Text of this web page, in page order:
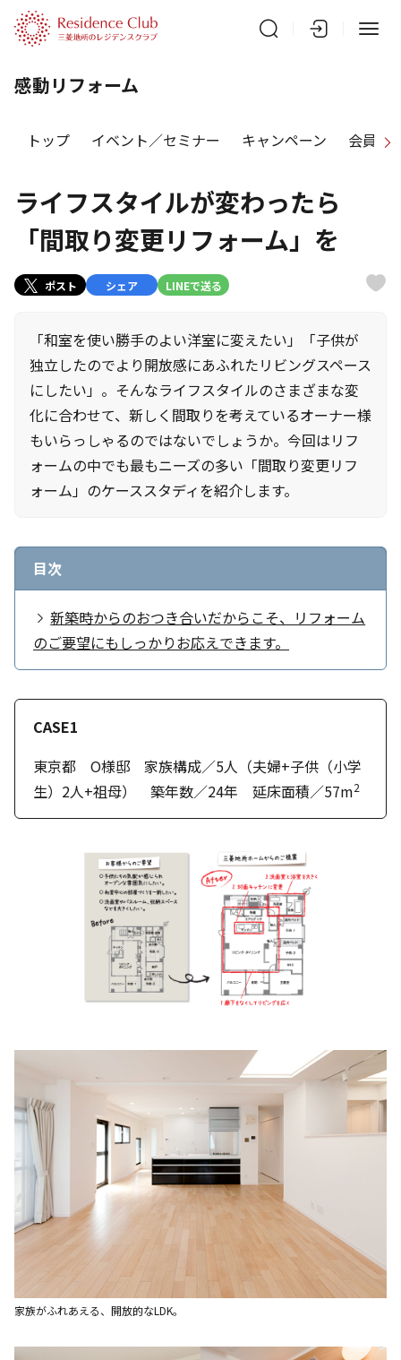
感動リフォーム
トップ イベント／セミナー キャンペーン 会員特
ライフスタイルが変わったら
「間取り変更リフォーム」を
ポスト シェア LINEで送る
「和室を使い勝手のよい洋室に変えたい」「子供が
独立したのでより開放感にあふれたリビングスペース
にしたい」。そんなライフスタイルのさまざまな変
化に合わせて、新しく間取りを考えているオーナー様
もいらっしゃるのではないでしょうか。今回はリフ
ォームの中でも最もニーズの多い「間取り変更リフ
ォーム」のケーススタディを紹介します。
目次
新築時からのおつき合いだからこそ、リフォーム
のご要望にもしっかりお応えできます。
CASE1
東京都 O様邸 家族構成／5人（夫婦+子供（小学
生）2人+祖母） 築年数／24年 延床面積／57m2
家族がふれあえる、開放的なLDK。